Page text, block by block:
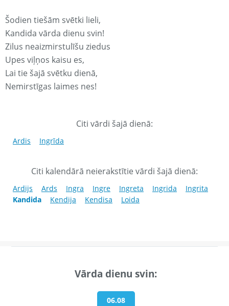
Šodien tiešām svētki lieli,
Kandida vārda dienu svin!
Zilus neaizmirstulīšu ziedus
Upes viļņos kaisu es,
Lai tie šajā svētku dienā,
Nemirstīgas laimes nes!
Citi vārdi šajā dienā:
Ardis Ingrīda
Citi kalendārā neierakstītie vārdi šajā dienā:
Ardijs Ards Ingra Ingre Ingreta Ingrida
Ingrita
Kandida
Kendija Kendisa Loida
Vārda dienu svin:
06.08